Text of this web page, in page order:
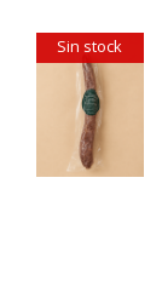
Sin stock